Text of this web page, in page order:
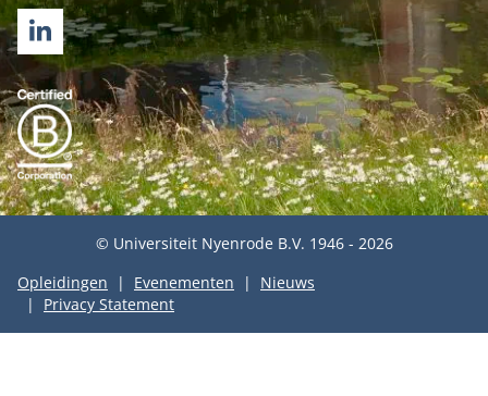
LINKEDIN
© Universiteit Nyenrode B.V. 1946 - 2026
Opleidingen
Evenementen
Nieuws
Privacy Statement